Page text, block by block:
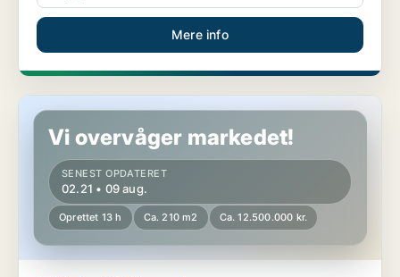
Mere info
Lejlighed i Blåvand
Vi overvåger markedet!
SENEST OPDATERET
02.21 • 09 aug.
Oprettet 13 h Ca. 210 m2 Ca. 12.500.000 kr.